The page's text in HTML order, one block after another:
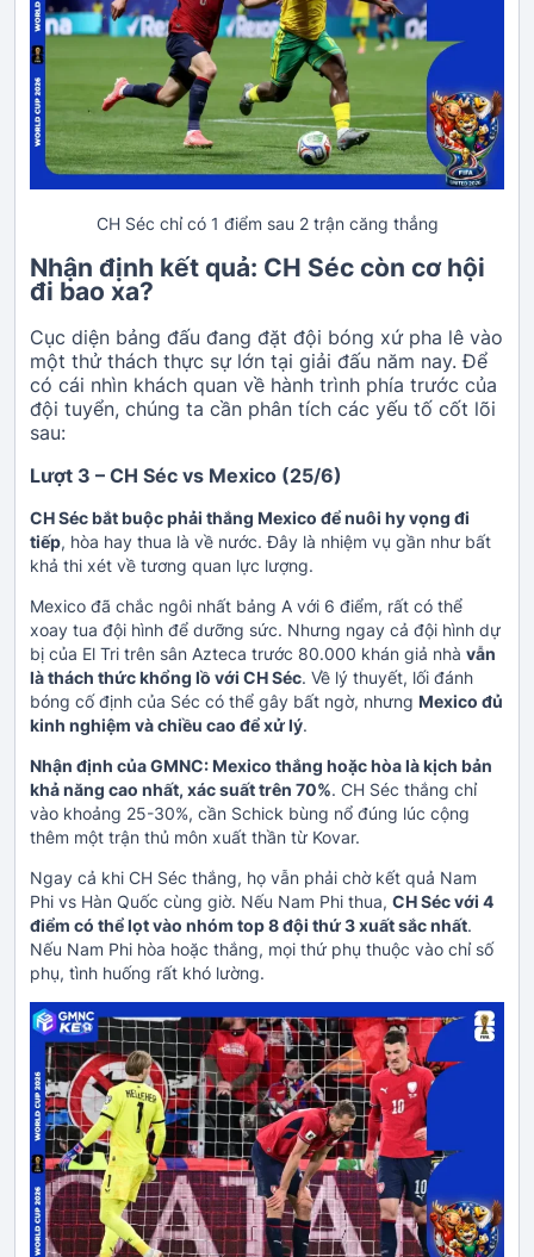
CH Séc chỉ có 1 điểm sau 2 trận căng thẳng
Nhận định kết quả: CH Séc còn cơ hội
đi bao xa?
Cục diện bảng đấu đang đặt đội bóng xứ pha lê vào
một thử thách thực sự lớn tại giải đấu năm nay. Để
có cái nhìn khách quan về hành trình phía trước của
đội tuyển, chúng ta cần phân tích các yếu tố cốt lõi
sau:
Lượt 3 – CH Séc vs Mexico (25/6)
CH Séc bắt buộc phải thắng Mexico để nuôi hy vọng đi
tiếp, hòa hay thua là về nước. Đây là nhiệm vụ gần như bất
khả thi xét về tương quan lực lượng.
Mexico đã chắc ngôi nhất bảng A với 6 điểm, rất có thể
xoay tua đội hình để dưỡng sức. Nhưng ngay cả đội hình dự
bị của El Tri trên sân Azteca trước 80.000 khán giả nhà vẫn
là thách thức khổng lồ với CH Séc. Về lý thuyết, lối đánh
bóng cố định của Séc có thể gây bất ngờ, nhưng Mexico đủ
kinh nghiệm và chiều cao để xử lý.
Nhận định của GMNC: Mexico thắng hoặc hòa là kịch bản
khả năng cao nhất, xác suất trên 70%. CH Séc thắng chỉ
vào khoảng 25-30%, cần Schick bùng nổ đúng lúc cộng
thêm một trận thủ môn xuất thần từ Kovar.
Ngay cả khi CH Séc thắng, họ vẫn phải chờ kết quả Nam
Phi vs Hàn Quốc cùng giờ. Nếu Nam Phi thua, CH Séc với 4
điểm có thể lọt vào nhóm top 8 đội thứ 3 xuất sắc nhất.
Nếu Nam Phi hòa hoặc thắng, mọi thứ phụ thuộc vào chỉ số
phụ, tình huống rất khó lường.